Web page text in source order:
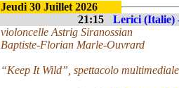
Jeudi 30 Juillet 2026
21:15
Lerici (Italie)
violoncelle Astrig Siranossian
Baptiste-Florian Marle-Ouvrard
“Keep It Wild”, spettacolo